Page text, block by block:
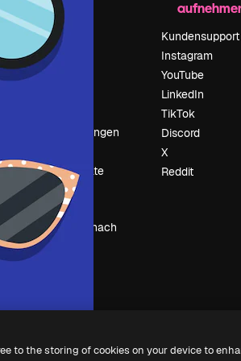
Preise
Über uns
Reviews
Karriere
Veranstaltungen
Deine Inhalte
verkaufen
Pressesaal
Suchst du nach
magnific.ai
Kundensupport
Instagram
YouTube
LinkedIn
TikTok
Discord
X
Reddit
to the storing of cookies on your device to